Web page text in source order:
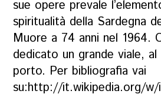
sue opere prevale
spiritualità della Sardegna
Muore a 74 anni nel 1964.
dedicato un grande viale,
porto. Per bibliografia vai
su:http://it.wikipedia.org/w/